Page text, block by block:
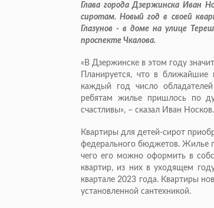
Глава города Дзержинска Иван
сиротам. Новый год в своей
Глазунов - в доме на улице
проспекте Чкалова.
«В Дзержинске в этом году
Планируется, что в ближайшие
каждый год число
ребятам жилье пришлось по
счастливы», – сказал Иван Носков.
Квартиры для детей-сирот
федерального бюджетов. Жилье
чего его можно оформить в
квартир, из них в уходящем
квартале 2023 года. Квартиры
установленной сантехникой.